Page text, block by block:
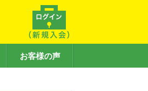
お客様の声